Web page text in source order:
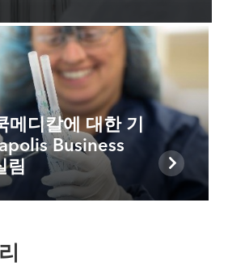
메디칼에 대한 기
Business
림